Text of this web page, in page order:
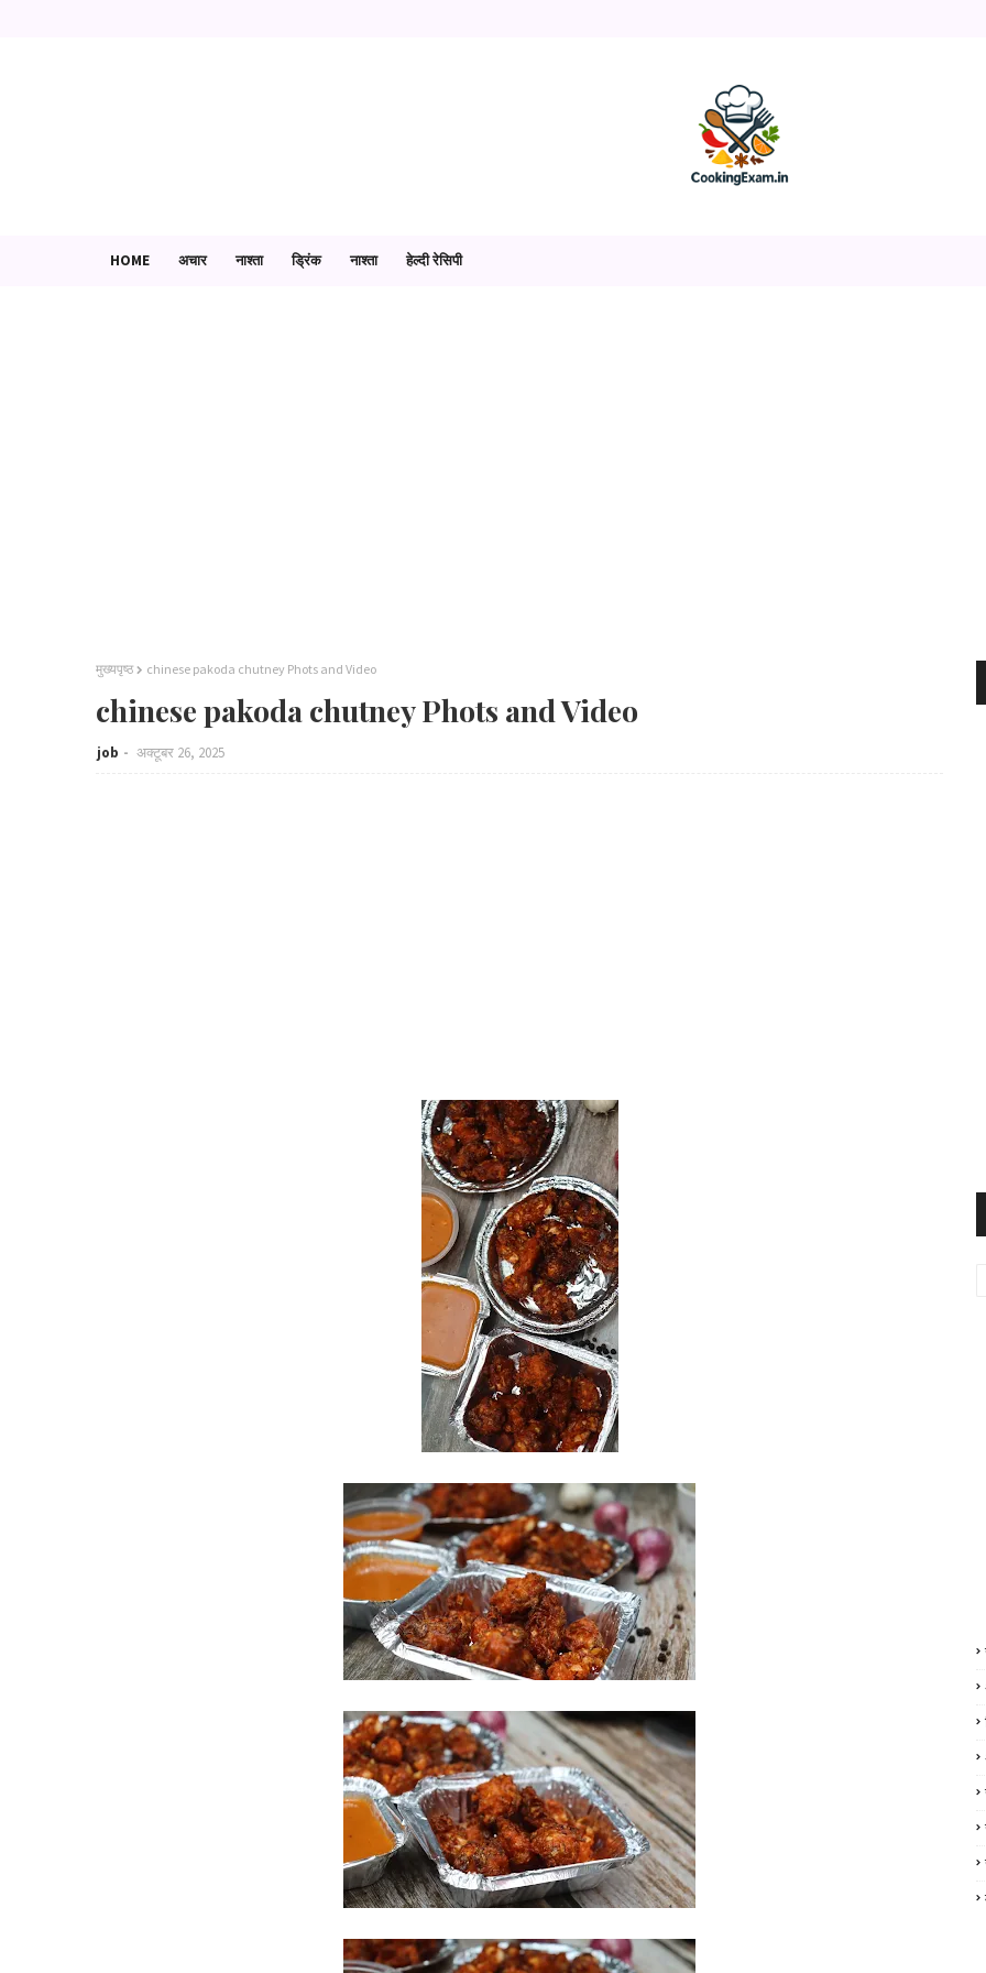
HOME अचार नाश्ता ड्रिंक नाश्ता हेल्दी रेसिपी
मुख्यपृष्ठ chinese pakoda chutney Phots and Video
chinese pakoda chutney Phots and Video
job अक्टूबर 26, 2025